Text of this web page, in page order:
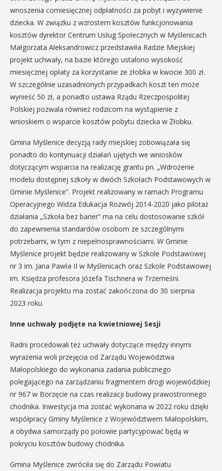
wnoszenia comiesięcznej odpłatności za pobyt i wyżywienie
dziecka. W związku z wzrostem kosztów funkcjonowania
kosztów dyrektor Centrum Usług Społecznych w Myślenicach
Małgorzata Aleksandrowicz przedstawiła Radzie Miejskiej
projekt uchwały, na bazie którego ustalono wysokość
miesięcznej opłaty za korzystanie ze żłobka w kwocie 300 zł.
W szczególnie uzasadnionych przypadkach koszt ten może
wynieść 50 zł, a ponadto ustawa Rządu Rzeczpospolitej
Polskiej pozwala również rodzicom na wystąpienie z
wnioskiem o wsparcie kosztów pobytu dziecka w Żłobku.
Gmina Myślenice decyzją rady miejskiej zobowiązała się
ponadto do kontynuacji działań ujętych we wniosków
dotyczącym wsparcia na realizację grantu pn. „Wdrożenie
modelu dostępnej szkoły w dwóch Szkołach Podstawowych w
Gminie Myślenice”. Projekt realizowany w ramach Programu
Operacyjnego Widza Edukacja Rozwój 2014-2020 jako pilotaż
działania „Szkoła bez barier” ma na celu dostosowanie szkół
do zapewnienia standardów osobom ze szczególnymi
potrzebami, w tym z niepełnosprawnościami. W Gminie
Myślenice projekt będzie realizowany w Szkole Podstawowej
nr 3 im. Jana Pawła II w Myślenicach oraz Szkole Podstawowej
im. Księdza profesora Józefa Tischnera w Trzemeśni.
Realizacja projektu ma zostać zakończona do 30 sierpnia
2023 roku.
Inne uchwały podjęte na kwietniowej Sesji
Radni procedowali też uchwały dotyczące między innymi
wyrażenia woli przejęcia od Zarządu Województwa
Małopolskiego do wykonania zadania publicznego
polegającego na zarządzaniu fragmentem drogi wojewódzkiej
nr 967 w Borzęcie na czas realizacji budowy prawostronnego
chodnika. Inwestycja ma zostać wykonana w 2022 roku dzięki
współpracy Gminy Myślenice z Województwem Małopolskim,
a obydwa samorządy po połowie partycypować będą w
pokryciu kosztów budowy chodnika.
Gmina Myślenice zwróciła się do Zarządu Powiatu